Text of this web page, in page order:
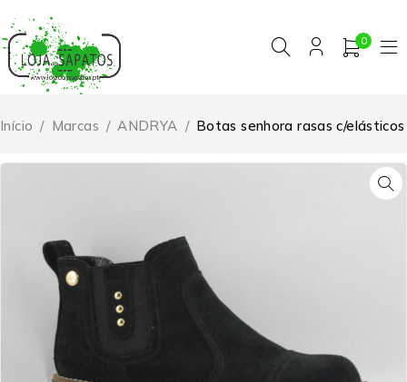
0
Início / Marcas / ANDRYA / Botas senhora rasas c/elásticos